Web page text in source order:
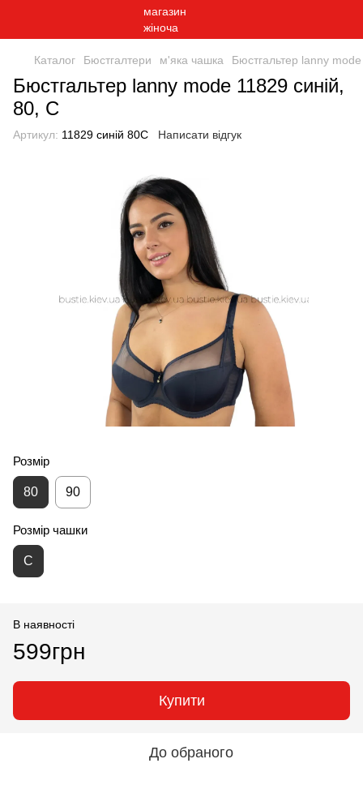
Каталог Бюстгалтери м'яка чашка Бюстгальтер lanny
Бюстгальтер lanny mode 11829 синій,
80, C
Артикул: 11829 синій 80С Написати відгук
Розмір
80 90
Розмір чашки
С
В наявності
599грн
Купити
До обраного